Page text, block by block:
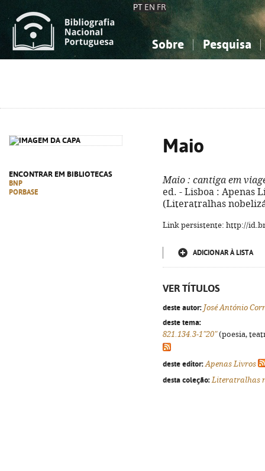
PT EN FR
Sobre Pesquisa
ENCONTRAR EM BIBLIOTECAS
BNP
PORBASE
Maio
Maio : cantiga em
ed. - Lisboa : Apenas
(Literatralhas
Link persistente: http://
ADICIONAR À LISTA
VER TÍTULOS
deste autor: José António
deste tema:
821.134.3-1"20"(poesia,
deste editor: Apenas Livros
desta coleção: Literatralhas